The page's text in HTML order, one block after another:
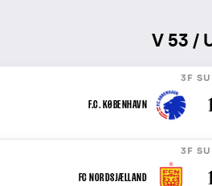
V 53 /
3F
F.C. KØBENHAVN
3F
FC NORDSJÆLLAND